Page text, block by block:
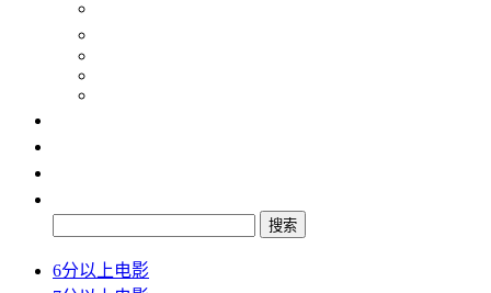
6分以上电影